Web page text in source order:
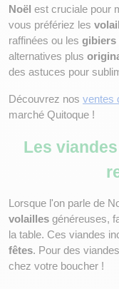
Noël est cruciale pour
vous préfériez les
raffinées ou les gibiers
alternatives plus
des astuces pour
Découvrez nos ventes
marché Quitoque !
Les
volailles généreuses,
fêtes. Pour des
chez votre boucher !